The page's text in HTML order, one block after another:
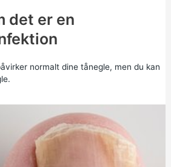
det er en
normalt dine tånegle, men du kan